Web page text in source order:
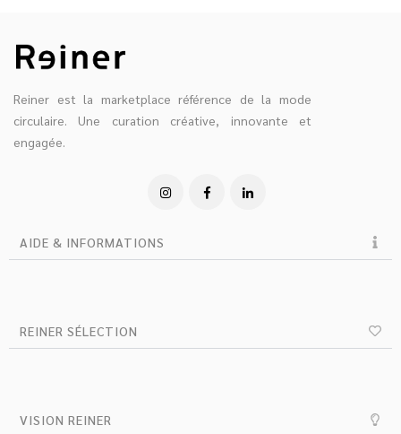
Reiner est la marketplace référence de la mode
circulaire. Une curation créative, innovante et
engagée.
AIDE & INFORMATIONS
REINER SÉLECTION
VISION REINER